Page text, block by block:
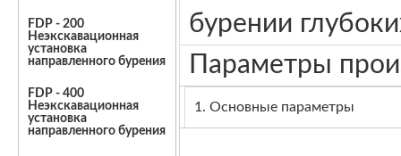
FDP - 200
Неэкскавационная
установка
направленного бурения
FDP - 400
Неэкскавационная
установка
направленного бурения
бурении
Параметры
1. Основные параметры